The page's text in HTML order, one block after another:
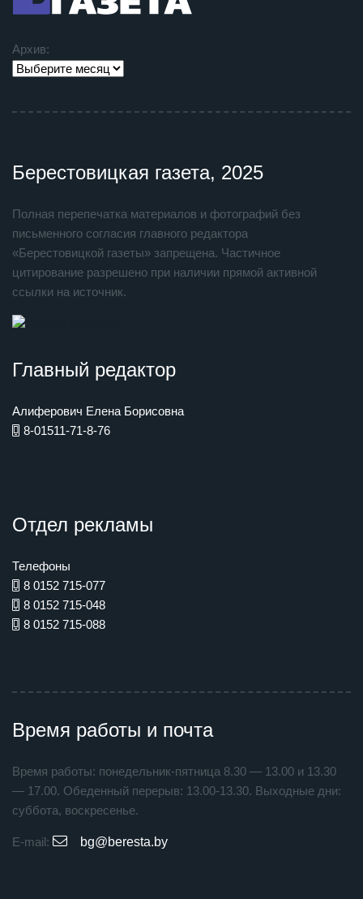
Архив:
Берестовицкая газета, 2025
Полная перепечатка материалов и фотографий без
письменного согласия главного редактора
«Берестовицкой газеты» запрещена. Частичное
цитирование разрешено при наличии прямой активной
ссылки на источник.
Главный редактор
Алиферович Елена Борисовна
8-01511-71-8-76
Отдел рекламы
Телефоны
8 0152 715-077
8 0152 715-048
8 0152 715-088
Время работы и почта
Время работы: понедельник-пятница 8.30 — 13.00 и 13.30
— 17.00. Обеденный перерыв: 13.00-13.30. Выходные дни:
суббота, воскресенье.
E-mail: bg@beresta.by